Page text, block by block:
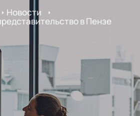
Новости
в Пензе